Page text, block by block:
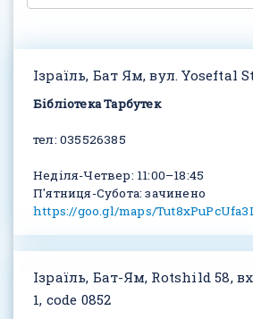
Ізраїль, Бат Ям, вул. Yoseftal
Бібліотека Тарбутек
тел: 035526385
Неділя-Четвер: 11:00–18:45
П'ятниця-Субота: зачинено
https://goo.gl/maps/
Ізраїль, Бат-Ям, Rotshild 58,
1, code 0852